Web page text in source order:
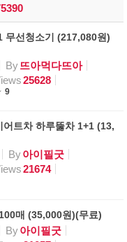
무선청소기 (217,080원)
By뜨아먹다뜨아
25628
9
트차 하루뚫차 1+1 (13,
By아이필굿
21674
매 (35,000원)(무료)
By아이필굿